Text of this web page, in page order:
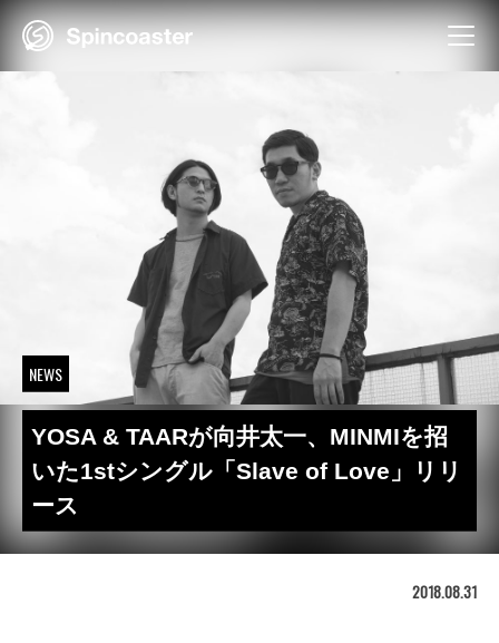
Skip
NEWS
YOSA & TAARが向井太一、MINMIを招
いた1stシングル「Slave of Love」リリ
ース
2018.08.31